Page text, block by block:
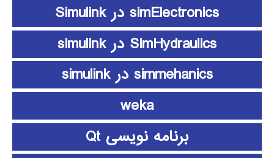
simElectronics در Simulink
SimHydraulics در simulink
simmehanics در simulink
weka
برنامه نویسی Qt